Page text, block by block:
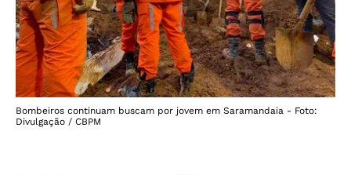
Bombeiros continuam buscam por jovem em Saramandaia - Foto:
Divulgação / CBPM